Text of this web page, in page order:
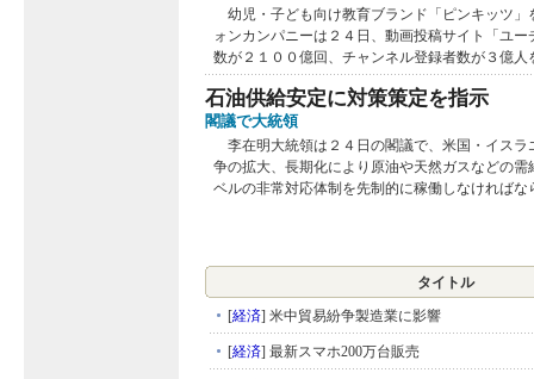
幼児・子ども向け教育ブランド「ピンキッツ
ォンカンパニーは２４日、動画投稿サイト「ユ
数が２１００億回、チャンネル登録者数が３億人
石油供給安定に対策策定を指示
閣議で大統領
李在明大統領は２４日の閣議で、米国・イス
争の拡大、長期化により原油や天然ガスなどの
ベルの非常対応体制を先制的に稼働しなければな
タイトル
[経済] 米中貿易紛争製造業に影響
[経済] 最新スマホ200万台販売